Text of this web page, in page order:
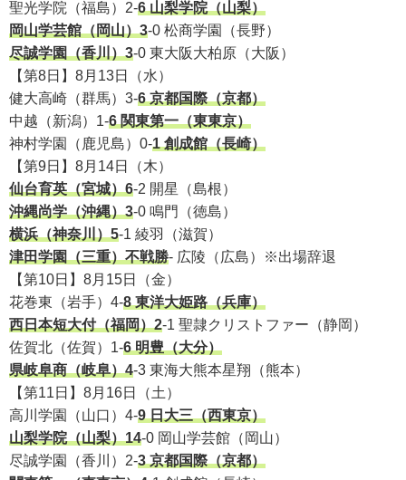
聖光学院（福島）2-6 山梨学院（山梨）
岡山学芸館（岡山）3-0 松商学園（長野）
尽誠学園（香川）3-0 東大阪大柏原（大阪）
【第8日】8月13日（水）
健大高崎（群馬）3-6 京都国際（京都）
中越（新潟）1-6 関東第一（東東京）
神村学園（鹿児島）0-1 創成館（長崎）
【第9日】8月14日（木）
仙台育英（宮城）6-2 開星（島根）
沖縄尚学（沖縄）3-0 鳴門（徳島）
横浜（神奈川）5-1 綾羽（滋賀）
津田学園（三重）不戦勝- 広陵（広島）※出場辞退
【第10日】8月15日（金）
花巻東（岩手）4-8 東洋大姫路（兵庫）
西日本短大付（福岡）2-1 聖隷クリストファー（静岡）
佐賀北（佐賀）1-6 明豊（大分）
県岐阜商（岐阜）4-3 東海大熊本星翔（熊本）
【第11日】8月16日（土）
高川学園（山口）4-9 日大三（西東京）
山梨学院（山梨）14-0 岡山学芸館（岡山）
尽誠学園（香川）2-3 京都国際（京都）